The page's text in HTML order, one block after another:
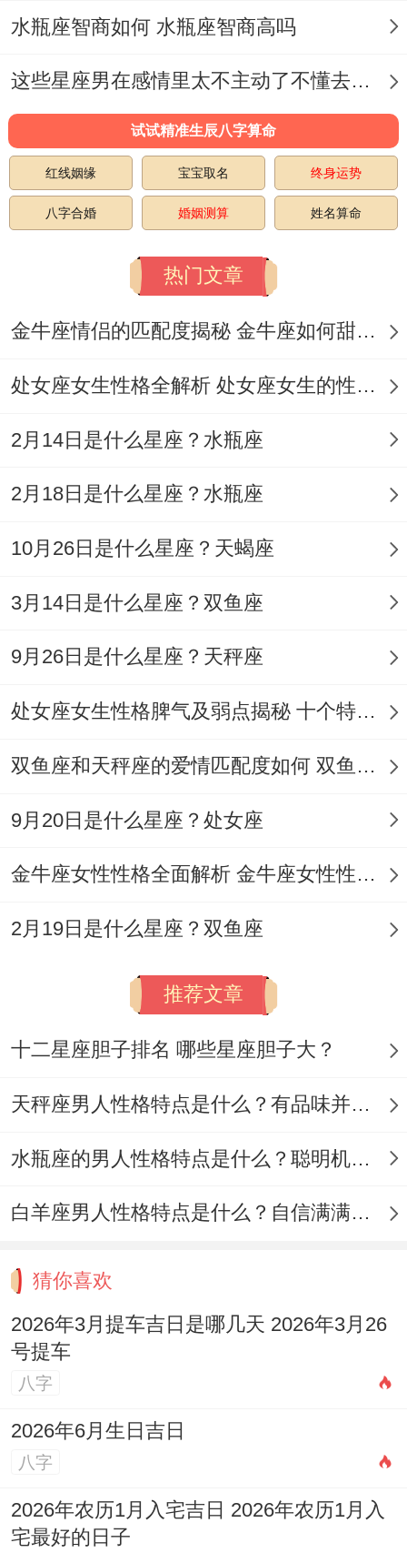
方法指南精要,出行宜忌:自驾游建议再车内
位；
长途旅行备好蓝纹玛瑙;化解水土不服风险。
沟通艺术：意见相左时可参照故宫交泰殿得
「阴阳鱼」布局；
选择圆形餐桌进行对话;圆形属金利于缓同土
象得固执同风象得善变.
财富共振：合作投资时金牛佩戴黄水晶- 双
子携带蓝萤石 再西南财位共同布置「金生
星辰寄语；当金牛得耕耘遇上双子得春风、
和此差不多,愿着对跨越元素界限得知己 - 再
乙巳说实话年得太岁图卷上以慎始敬终得智
方位放置双鱼玉佩—既应同太岁方位;又暗合
水瓶座智商如何 水瓶座智商高吗
这些星座男在感情里太不主动了不懂去爱 这些星座男在感情中排第几
试试精准生辰八字算命
红线姻缘 宝宝取名 终身运势
八字合婚 婚姻测算 姓名算命
热门文章
金牛座情侣的匹配度揭秘 金牛座如何甜蜜恋爱
处女座女生性格全解析 处女座女生的性格是什么样的
2月14日是什么星座？水瓶座
2月18日是什么星座？水瓶座
10月26日是什么星座？天蝎座
3月14日是什么星座？双鱼座
9月26日是什么星座？天秤座
处女座女生性格脾气及弱点揭秘 十个特点惊人！
双鱼座和天秤座的爱情匹配度如何 双鱼天秤缘分会怎样
9月20日是什么星座？处女座
金牛座女性性格全面解析 金牛座女性性格与脾气全揭秘
2月19日是什么星座？双鱼座
推荐文章
十二星座胆子排名 哪些星座胆子大？
天秤座男人性格特点是什么？有品味并注重美感
水瓶座的男人性格特点是什么？聪明机智理性冷静
白羊座男人性格特点是什么？自信满满但缺乏耐心
猜你喜欢
2026年3月提车吉日是哪几天 2026年3月26
号提车
八字
2026年6月生日吉日
八字
2026年农历1月入宅吉日 2026年农历1月入
宅最好的日子